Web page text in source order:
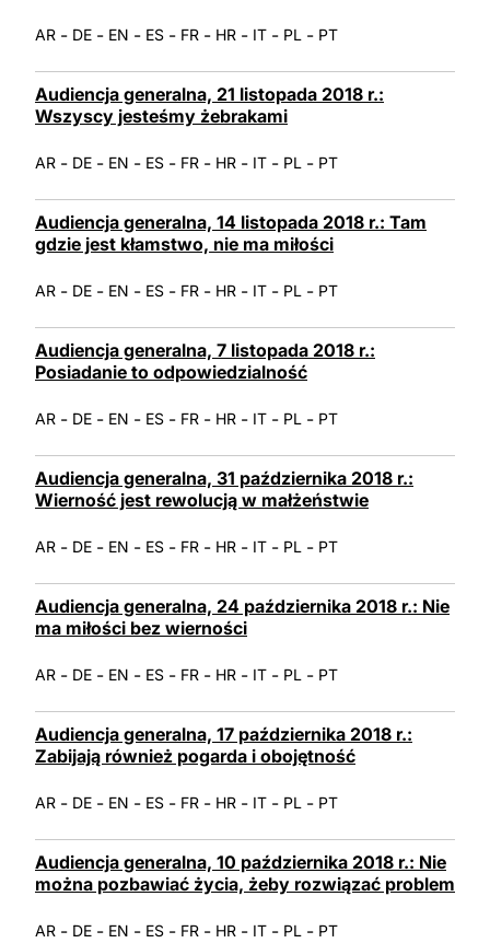
AR - DE - EN - ES - FR - HR - IT - PL - PT
Audiencja generalna, 21 listopada 2018 r.:
Wszyscy jesteśmy żebrakami
AR - DE - EN - ES - FR - HR - IT - PL - PT
Audiencja generalna, 14 listopada 2018 r.: Tam
gdzie jest kłamstwo, nie ma miłości
AR - DE - EN - ES - FR - HR - IT - PL - PT
Audiencja generalna, 7 listopada 2018 r.:
Posiadanie to odpowiedzialność
AR - DE - EN - ES - FR - HR - IT - PL - PT
Audiencja generalna, 31 października 2018 r.:
Wierność jest rewolucją w małżeństwie
AR - DE - EN - ES - FR - HR - IT - PL - PT
Audiencja generalna, 24 października 2018 r.: Nie
ma miłości bez wierności
AR - DE - EN - ES - FR - HR - IT - PL - PT
Audiencja generalna, 17 października 2018 r.:
Zabijają również pogarda i obojętność
AR - DE - EN - ES - FR - HR - IT - PL - PT
Audiencja generalna, 10 października 2018 r.: Nie
można pozbawiać życia, żeby rozwiązać problem
AR - DE - EN - ES - FR - HR - IT - PL - PT